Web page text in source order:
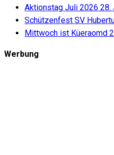
Aktionstag Juli 2026 28.
Schützenfest SV
Mittwoch ist Küeraomd
Werbung